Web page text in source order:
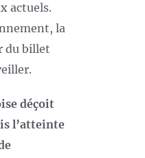
actuels.
la
du billet
déçoit
l’atteinte